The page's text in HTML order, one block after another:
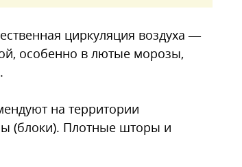
циркуляция воздуха —
особенно в лютые морозы,
на территории
(блоки). Плотные шторы и